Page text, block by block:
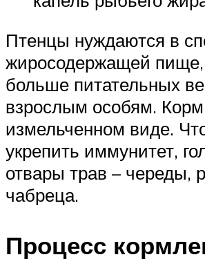
Птенцы нуждаются в
жиросодержащей
больше питательных
взрослым особям. Корм
измельченном виде.
укрепить иммунитет,
отвары трав – череды,
чабреца.
Процесс